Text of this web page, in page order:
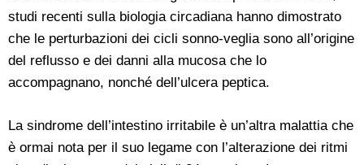
studi recenti sulla biologia circadiana hanno dimostrato
che le perturbazioni dei cicli sonno-veglia sono all’origine
del reflusso e dei danni alla mucosa che lo
accompagnano, nonché dell’ulcera peptica.
La sindrome dell’intestino irritabile è un’altra malattia che
è ormai nota per il suo legame con l’alterazione dei ritmi